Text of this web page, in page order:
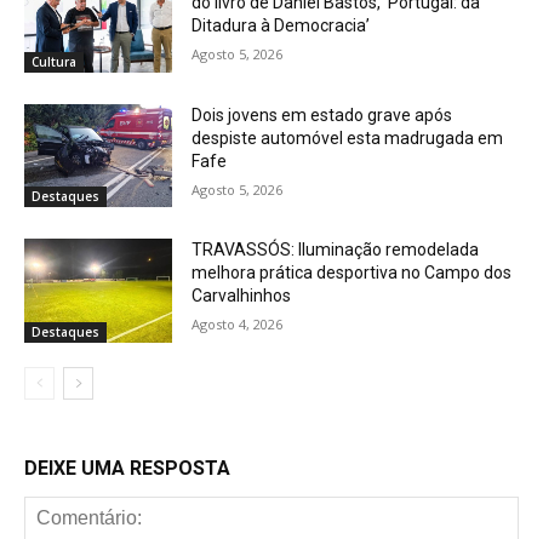
Cultura
Ditadura à Democracia’
Agosto 5, 2026
Destaques
Dois jovens em estado grave após
despiste automóvel esta madrugada em
Fafe
Agosto 5, 2026
Destaques
TRAVASSÓS: Iluminação remodelada
melhora prática desportiva no Campo dos
Carvalhinhos
Agosto 4, 2026
DEIXE UMA RESPOSTA